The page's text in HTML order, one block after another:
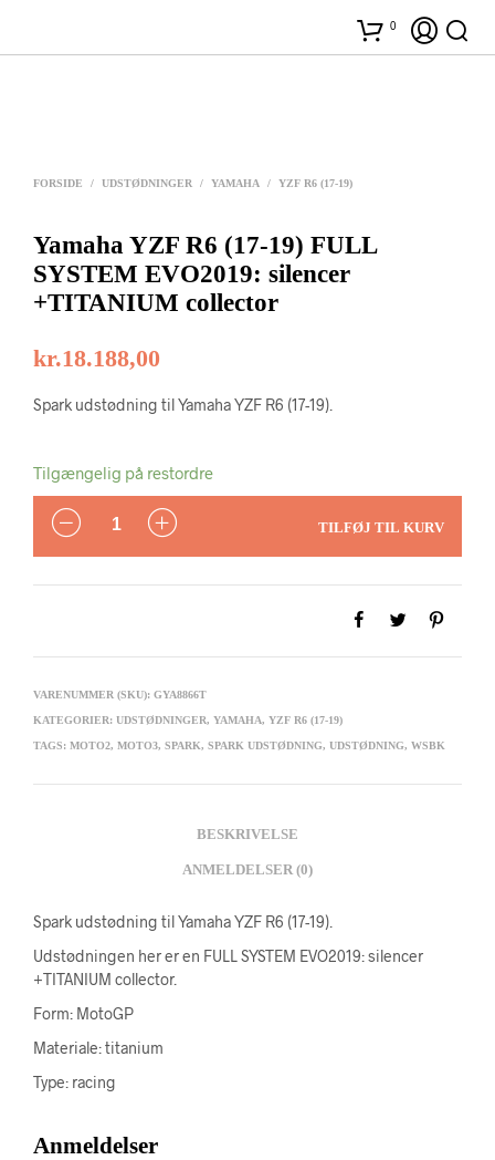
0
FORSIDE / UDSTØDNINGER / YAMAHA / YZF R6 (17-19)
Yamaha YZF R6 (17-19) FULL
SYSTEM EVO2019: silencer
+TITANIUM collector
kr.18.188,00
Spark udstødning til Yamaha YZF R6 (17-19).
Tilgængelig på restordre
ANTAL
TILFØJ TIL KURV
VARENUMMER (SKU): GYA8866T
KATEGORIER: UDSTØDNINGER, YAMAHA, YZF R6 (17-19)
TAGS: MOTO2, MOTO3, SPARK, SPARK UDSTØDNING, UDSTØDNING, WSBK
BESKRIVELSE
ANMELDELSER (0)
Spark udstødning til Yamaha YZF R6 (17-19).
Udstødningen her er en FULL SYSTEM EVO2019: silencer
+TITANIUM collector.
Form: MotoGP
Materiale: titanium
Type: racing
Anmeldelser